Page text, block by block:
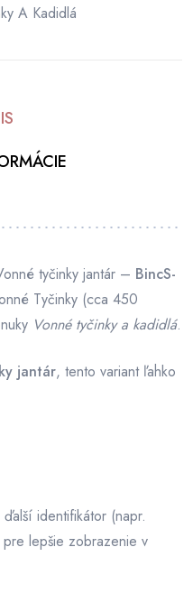
A Kadidlá
tyčinky jantár – BincS-
Tyčinky (cca 450
Vonné tyčinky a kadidlá.
jantár, tento variant ľahko
identifikátor (napr.
lepšie zobrazenie v